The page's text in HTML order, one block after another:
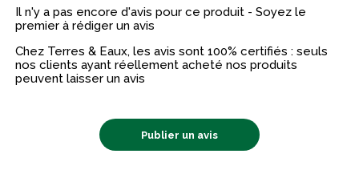
Il n'y a pas encore d'avis pour ce produit - Soyez le
premier à rédiger un avis
Chez Terres & Eaux, les avis sont 100% certifiés : seuls
nos clients ayant réellement acheté nos produits
peuvent laisser un avis
Publier un avis